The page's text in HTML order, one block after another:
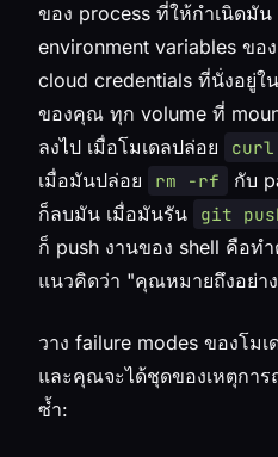
ของ process ที่ให้กำเนิดมั
environment variables ข
cloud credentials ที่นั่งอยู่ใน
ของคุณ ทุก volume ที่
ลงไป เมื่อโมเดลปล่อย
เมื่อมันปล่อย
rm -rf
กับ
ก็ลบมัน เมื่อมันรัน
git
ก็ push งานของ shell คือท
แนวคิดว่า "คุณหมายถึงอย่า
วาง failure modes ของโม
และคุณจะได้ชุดของเหตุการ
ซ้ำ: